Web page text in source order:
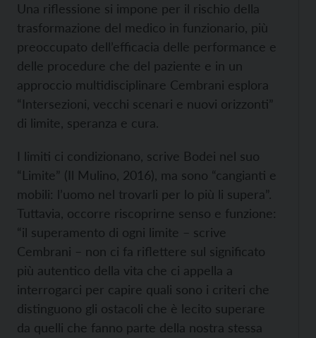
Una riflessione si impone per il rischio della
trasformazione del medico in funzionario, più
preoccupato dell’efficacia delle performance e
delle procedure che del paziente e in un
approccio multidisciplinare Cembrani esplora
“Intersezioni, vecchi scenari e nuovi orizzonti”
di limite, speranza e cura.
I limiti ci condizionano, scrive Bodei nel suo
“Limite” (Il Mulino, 2016), ma sono “cangianti e
mobili: l’uomo nel trovarli per lo più li supera”.
Tuttavia, occorre riscoprirne senso e funzione:
“il superamento di ogni limite – scrive
Cembrani – non ci fa riflettere sul significato
più autentico della vita che ci appella a
interrogarci per capire quali sono i criteri che
distinguono gli ostacoli che è lecito superare
da quelli che fanno parte della nostra stessa